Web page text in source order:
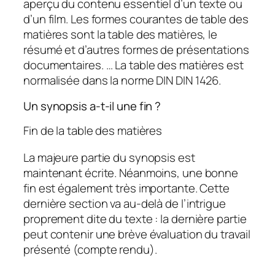
aperçu du contenu essentiel d’un texte ou
d’un film. Les formes courantes de table des
matières sont la table des matières, le
résumé et d’autres formes de présentations
documentaires. … La table des matières est
normalisée dans la norme DIN DIN 1426.
Un synopsis a-t-il une fin ?
Fin de la table des matières
La majeure partie du synopsis est
maintenant écrite. Néanmoins, une bonne
fin est également très importante. Cette
dernière section va au-delà de l’intrigue
proprement dite du texte : la dernière partie
peut contenir une brève évaluation du travail
présenté (compte rendu).